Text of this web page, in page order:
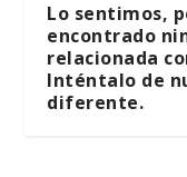
Lo sentimos,
encontrado
relacionada
Inténtalo de
diferente.